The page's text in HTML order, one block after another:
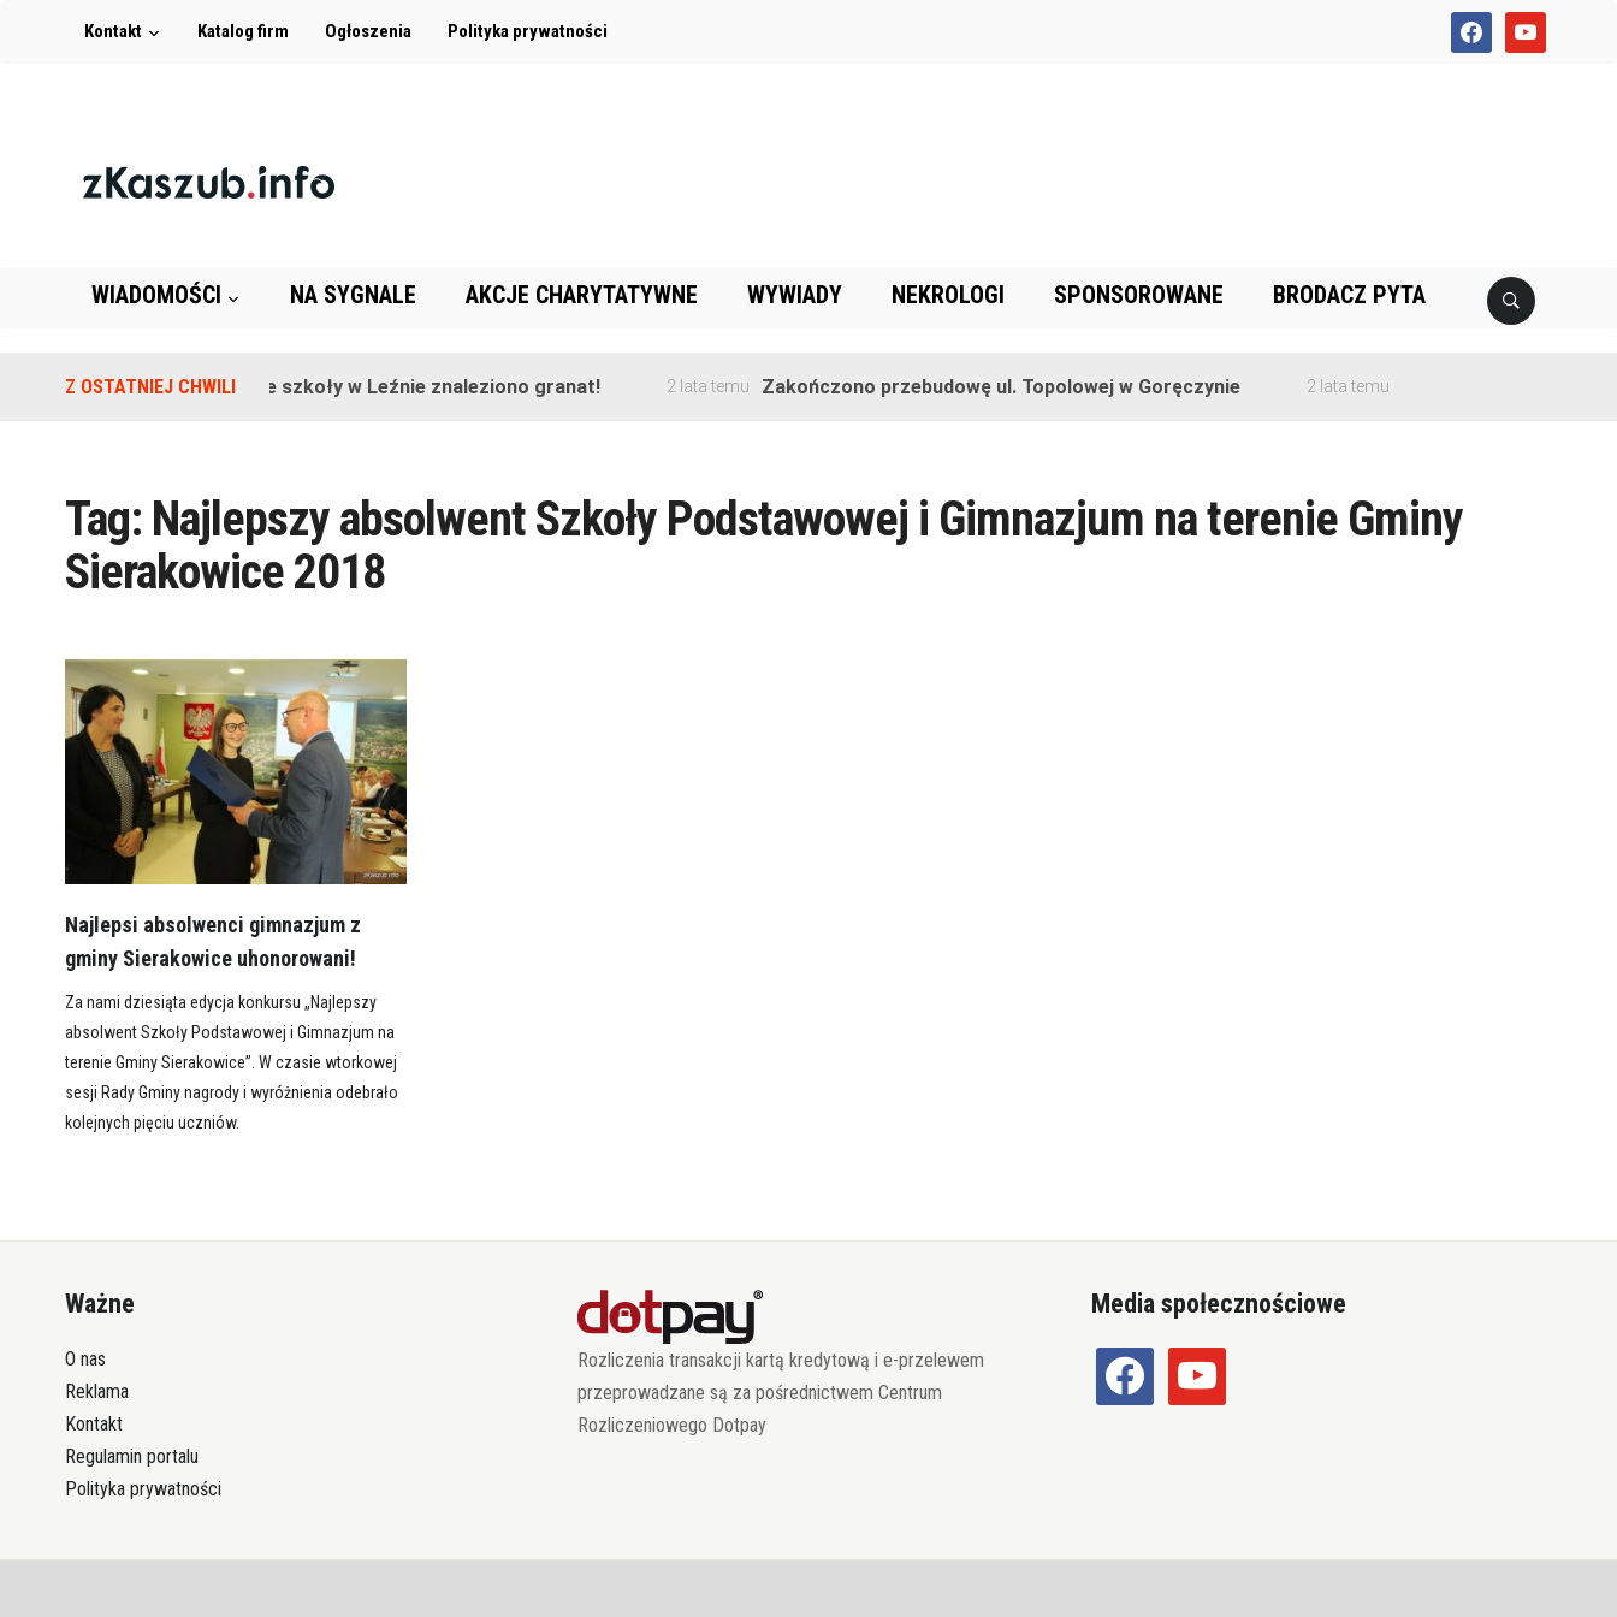
facebookyoutube
Kontakt Katalog firm Ogłoszenia Polityka prywatności
WIADOMOŚCI NA SYGNALE AKCJE CHARYTATYWNE WYWIADY NEKROLOGI SPONSOROWANE BRODACZ PYTA
Z OSTATNIEJ CHWILINa terenie szkoły w Leźnie znaleziono granat! 2 lata temu Zakończono przebudowę ul. Topolowej w Goręczynie 2 lata temu
Tag: Najlepszy absolwent Szkoły Podstawowej i Gimnazjum na terenie Gminy
Sierakowice 2018
Najlepsi absolwenci gimnazjum z
gminy Sierakowice uhonorowani!
Za nami dziesiąta edycja konkursu „Najlepszy
absolwent Szkoły Podstawowej i Gimnazjum na
terenie Gminy Sierakowice”. W czasie wtorkowej
sesji Rady Gminy nagrody i wyróżnienia odebrało
kolejnych pięciu uczniów.
Ważne
O nas
Reklama
Kontakt
Regulamin portalu
Polityka prywatności
Rozliczenia transakcji kartą kredytową i e-przelewem
przeprowadzane są za pośrednictwem Centrum
Rozliczeniowego Dotpay
Media społecznościowe
facebook youtube